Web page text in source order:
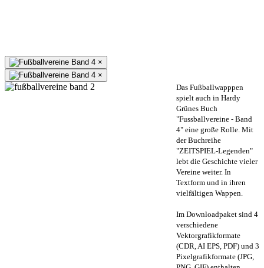
×
×
Das Fußballwapppen
spielt auch in Hardy
Grünes Buch
"Fussballvereine - Band
4" eine große Rolle. Mit
der Buchreihe
"ZEITSPIEL-Legenden"
lebt die Geschichte vieler
Vereine weiter. In
Textform und in ihren
vielfältigen Wappen.
Im Downloadpaket sind 4
verschiedene
Vektorgrafikformate
(CDR, AI EPS, PDF) und 3
Pixelgrafikformate (JPG,